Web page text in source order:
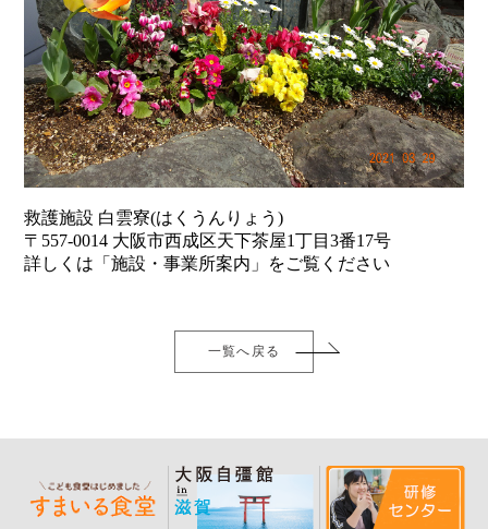
救護施設 白雲寮(はくうんりょう)
〒557-0014 大阪市西成区天下茶屋1丁目3番17号
詳しくは「施設・事業所案内」をご覧ください
一覧へ戻る